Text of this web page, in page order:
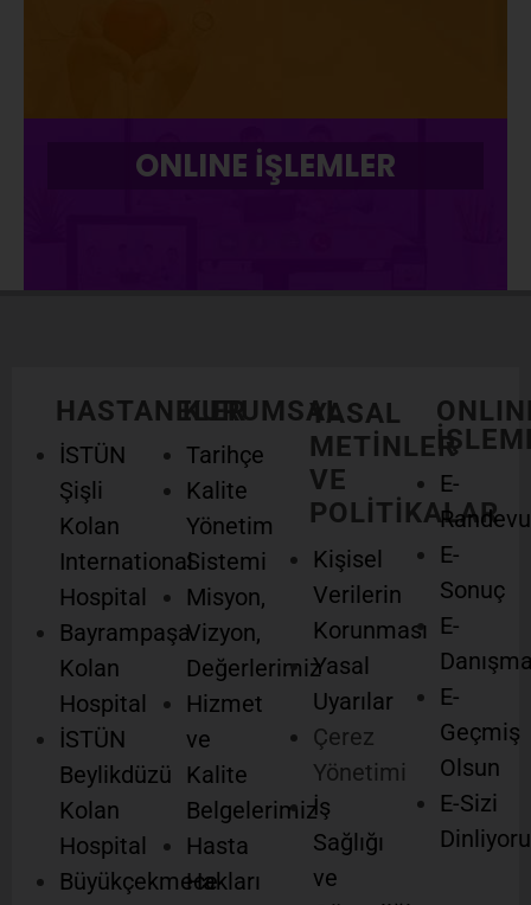
ONLINE İŞLEMLER
HASTANELER
İSTÜN
Şişli
Kolan
International
Hospital
Bayrampaşa
Kolan
Hospital
İSTÜN
Beylikdüzü
Kolan
Hospital
Büyükçekmece
KURUMSAL
Tarihçe
Kalite
Yönetim
Sistemi
Misyon,
Vizyon,
Değerlerimiz
Hizmet
ve
Kalite
Belgelerimiz
Hasta
Hakları
YASAL
METİNLER
VE
POLİTİKALAR
Kişisel
Verilerin
Korunması
Yasal
Uyarılar
Çerez
Yönetimi
İş
Sağlığı
ve
E-
Randevu
E-
Sonuç
E-
E-
Geçmiş
Olsun
E-Sizi